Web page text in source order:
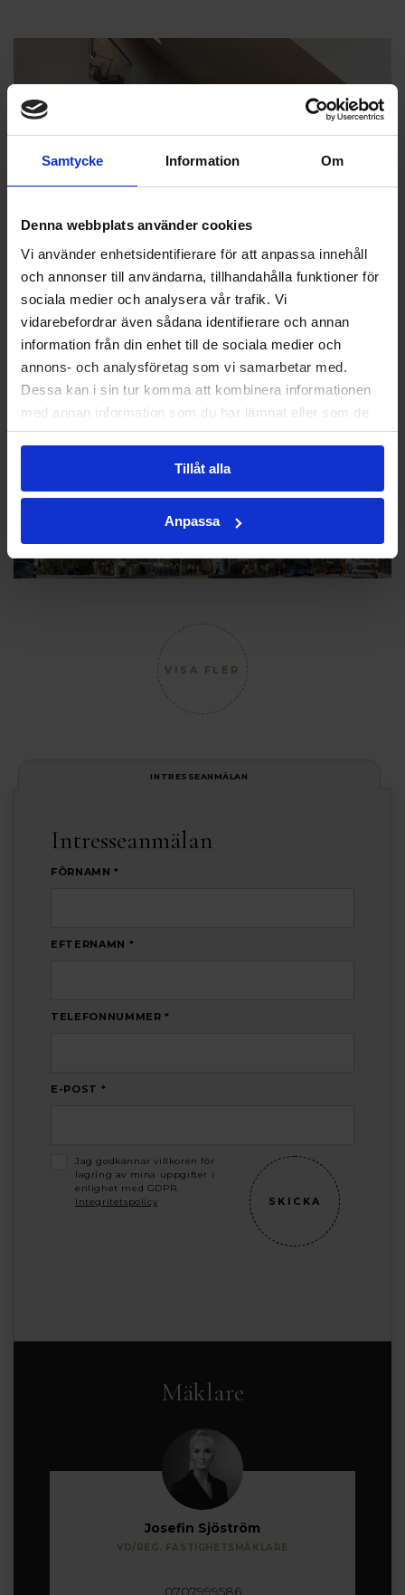
Samtycke Information Om
Denna webbplats använder cookies
Vi använder enhetsidentifierare för att anpassa innehåll
och annonser till användarna, tillhandahålla funktioner för
sociala medier och analysera vår trafik. Vi
vidarebefordrar även sådana identifierare och annan
information från din enhet till de sociala medier och
annons- och analysföretag som vi samarbetar med.
Dessa kan i sin tur komma att kombinera informationen
med annan information som du har lämnat eller som de
har samlat in när du har använt deras tjänster.
Tillåt alla
Anpassa
VISA FLER
INTRESSEANMÄLAN
Intresseanmälan
FÖRNAMN *
EFTERNAMN *
TELEFONNUMMER *
E-POST *
Jag godkännar villkoren för
lagring av mina uppgifter i
enlighet med GDPR.
Integritetspolicy
Mäklare
Josefin Sjöström
VD/REG. FASTIGHETSMÄKLARE
0707999586